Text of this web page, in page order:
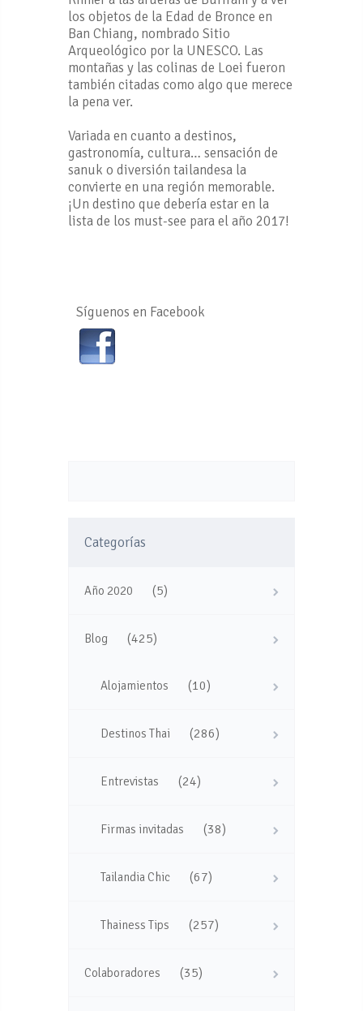
los objetos de la Edad de Bronce en
Ban Chiang, nombrado Sitio
Arqueológico por la UNESCO. Las
montañas y las colinas de Loei fueron
también citadas como algo que merece
la pena ver.
Variada en cuanto a destinos,
gastronomía, cultura… sensación de
sanuk o diversión tailandesa la
convierte en una región memorable.
¡Un destino que debería estar en la
lista de los must-see para el año 2017!
Síguenos en Facebook
Categorías
Año 2020 (5)
Blog (425)
Alojamientos (10)
Destinos Thai (286)
Entrevistas (24)
Firmas invitadas (38)
Tailandia Chic (67)
Thainess Tips (257)
Colaboradores (35)